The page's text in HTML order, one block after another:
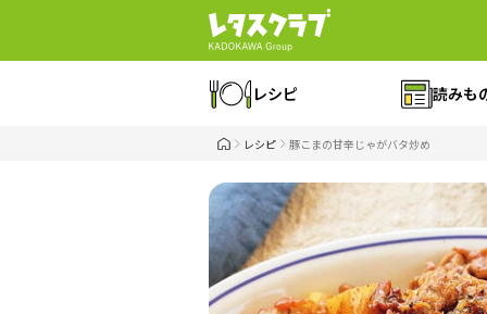
レシピ 読みも
レシピ 豚こまの甘辛じゃがバタ炒め